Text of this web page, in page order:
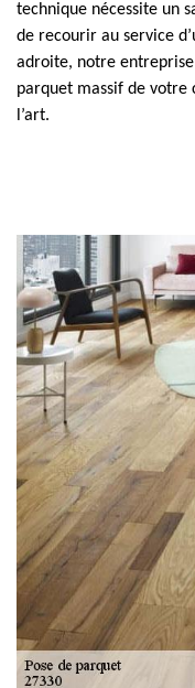
technique nécessite un
de recourir au service
adroite, notre
parquet massif de votre
l’art.